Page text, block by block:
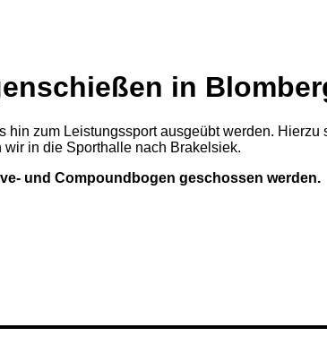
in
hin zum Leistungssport ausgeübt werden.
in die Sporthalle nach Brakelsiek.
und Compoundbogen geschossen werden.